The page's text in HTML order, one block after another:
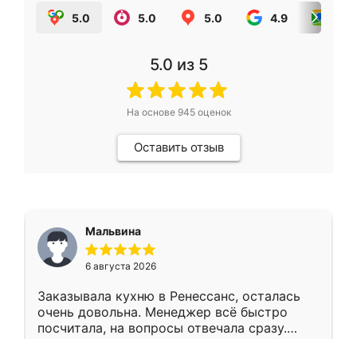
5.0 5.0 5.0 4.9
5.0 из 5
На основе 945оценок
Оставить отзыв
Мальвина
6 августа 2026
Заказывала кухню в Ренессанс, осталась
очень довольна. Менеджер всё быстро
посчитала, на вопросы отвечала сразу.